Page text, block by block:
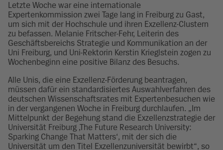
Letzte Woche war eine internationale
Expertenkommission zwei Tage lang in Freiburg zu Gast,
um sich mit der Hochschule und ihren Exzellenz-Clustern
zu befassen. Melanie Fritscher-Fehr, Leiterin des
Geschäftsbereichs Strategie und Kommunikation an der
Uni Freiburg, und Uni-Rektorin Kerstin Krieglstein zogen zu
Wochenbeginn eine positive Bilanz des Besuchs.
Alle Unis, die eine Exzellenz-Förderung beantragen,
müssen dafür ein standardisiertes Auswahlverfahren des
deutschen Wissenschaftsrates mit Expertenbesuchen wie
in der vergangenen Woche in Freiburg durchlaufen. „Im
Mittelpunkt der Begehung stand die Exzellenzstrategie der
Universität Freiburg ‚The Future Research University:
Sparking Change That Matters‘, mit der sich die
Universität um den Titel Exzellenzuniversität bewirbt“, so